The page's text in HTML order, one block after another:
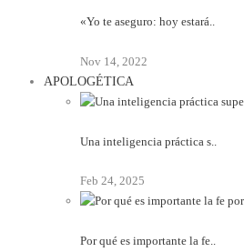
«Yo te aseguro: hoy estará..
Nov 14, 2022
APOLOGÉTICA
Una inteligencia práctica s..
Feb 24, 2025
Por qué es importante la fe..